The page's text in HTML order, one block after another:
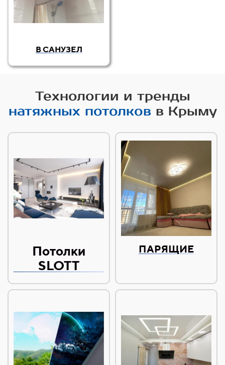
В САНУЗЕЛ
Технологии и тренды
натяжных потолковв Крыму
Потолки
SLOTT
ПАРЯЩИЕ